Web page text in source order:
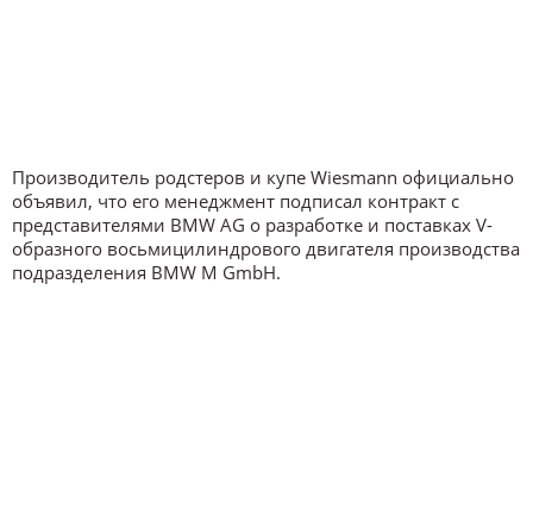
Производитель родстеров и купе Wiesmann официально
объявил, что его менеджмент подписал контракт с
представителями BMW AG о разработке и поставках V-
образного восьмицилиндрового двигателя производства
подразделения BMW M GmbH.